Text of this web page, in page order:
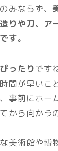
みならず、
りや刀、ア
す。
ったりです
間が早いこ
事前にホー
から向かう
美術館や博